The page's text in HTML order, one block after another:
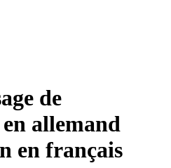
de
allemand
en français